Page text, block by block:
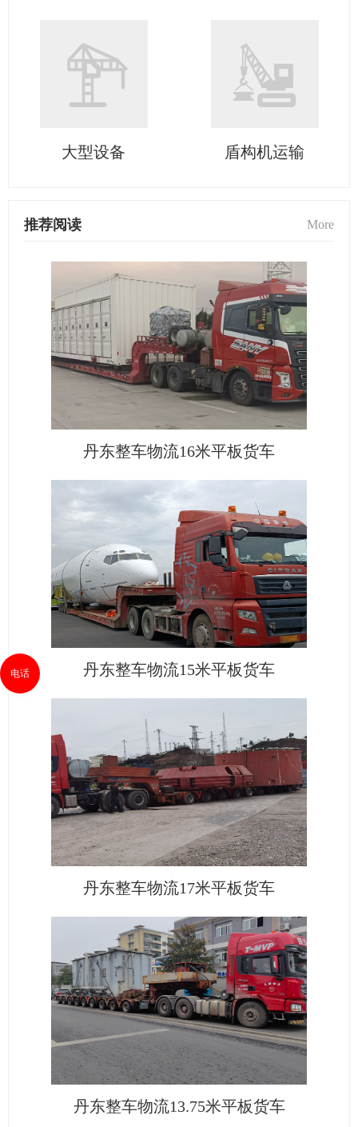
大型设备 盾构机运输
推荐阅读 More
丹东整车物流16米平板货车
丹东整车物流15米平板货车
丹东整车物流17米平板货车
丹东整车物流13.75米平板货车
电话